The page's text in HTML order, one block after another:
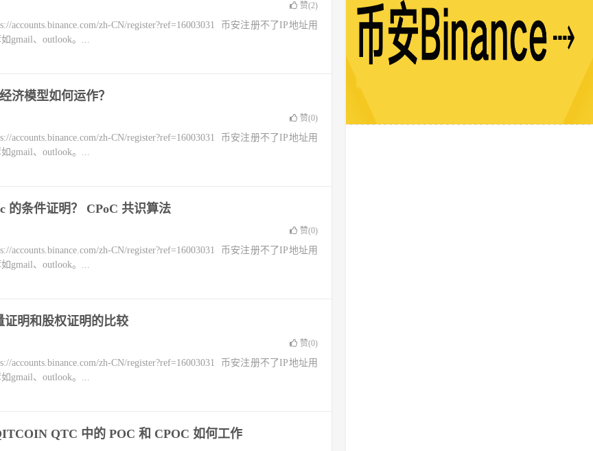
赞(2)
zh-CN/register?ref=16003031 币安注册不了IP地址用
gmail、outlook。...
济模型如何运作？
赞(0)
zh-CN/register?ref=16003031 币安注册不了IP地址用
gmail、outlook。...
的条件证明？ CPoC 共识算法
赞(0)
zh-CN/register?ref=16003031 币安注册不了IP地址用
gmail、outlook。...
证明和股权证明的比较
赞(0)
zh-CN/register?ref=16003031 币安注册不了IP地址用
gmail、outlook。...
QTC 中的 POC 和 CPOC 如何工作